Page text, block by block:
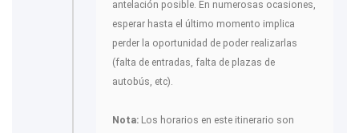
antelación posible. En numerosas ocasiones,
esperar hasta el último momento implica
perder la oportunidad de poder realizarlas
(falta de entradas, falta de plazas de
autobús, etc).
Nota: Los horarios en este itinerario son